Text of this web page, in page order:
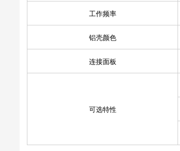
工作频率
铝壳颜色
连接面板
可选特性